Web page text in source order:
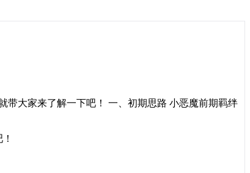
带大家来了解一下吧！ 一、初期思路 小恶魔前期羁绊